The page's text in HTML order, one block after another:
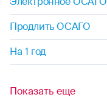
Продлить ОСАГО
На 1 год
Показать еще